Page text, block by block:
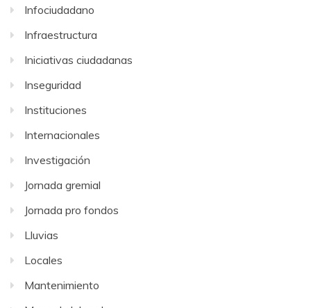
Infociudadano
Infraestructura
Iniciativas ciudadanas
Inseguridad
Instituciones
Internacionales
Investigación
Jornada gremial
Jornada pro fondos
Lluvias
Locales
Mantenimiento